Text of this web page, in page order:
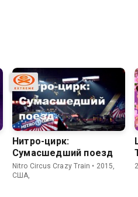
Нитро-цирк:
Сумасшедший поезд
Nitro Circus Crazy Train • 2015,
США,